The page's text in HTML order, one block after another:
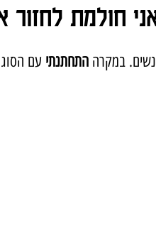
חולמת לחזור
במקרה התחתנתי עם